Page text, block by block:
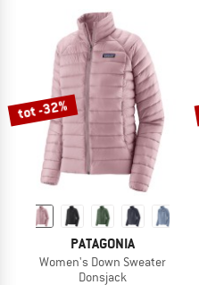
tot -32%
PATAGONIA
Women's Down Sweater
Donsjack